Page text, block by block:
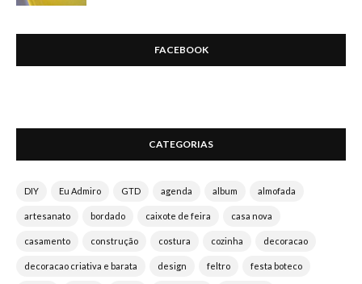
FACEBOOK
CATEGORIAS
DIY Eu Admiro GTD agenda album almofada
artesanato bordado caixote de feira casa nova
casamento construção costura cozinha decoracao
decoracao criativa e barata design feltro festa boteco